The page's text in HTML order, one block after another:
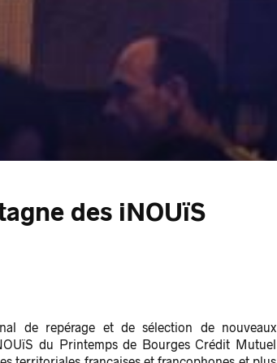
des iNOUïS
de repérage et de sélection de nouveaux
du Printemps de Bourges Crédit Mutuel